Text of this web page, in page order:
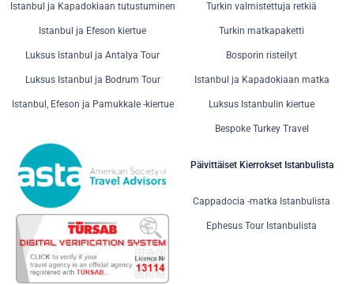
Istanbul ja Kapadokiaan tutustuminen
Istanbul ja Efeson kiertue
Luksus Istanbul ja Antalya Tour
Luksus Istanbul ja Bodrum Tour
Istanbul, Efeson ja Pamukkale -kiertue
Turkin valmistettuja retkiä
Turkin matkapaketti
Bosporin risteilyt
Istanbul ja Kapadokiaan matka
Luksus Istanbulin kiertue
Bespoke Turkey Travel
Päivittäiset Kierrokset Istanbulista
Cappadocia -matka Istanbulista
Ephesus Tour Istanbulista